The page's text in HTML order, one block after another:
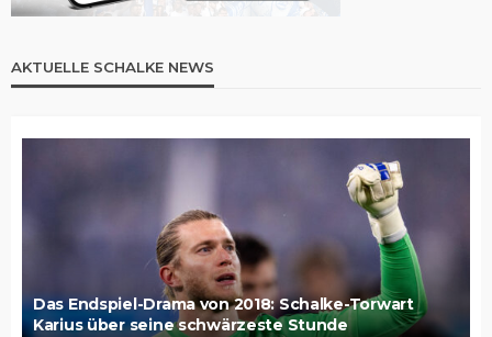
AKTUELLE SCHALKE NEWS
Das Endspiel-Drama von 2018: Schalke-Torwart
Karius über seine schwärzeste Stunde